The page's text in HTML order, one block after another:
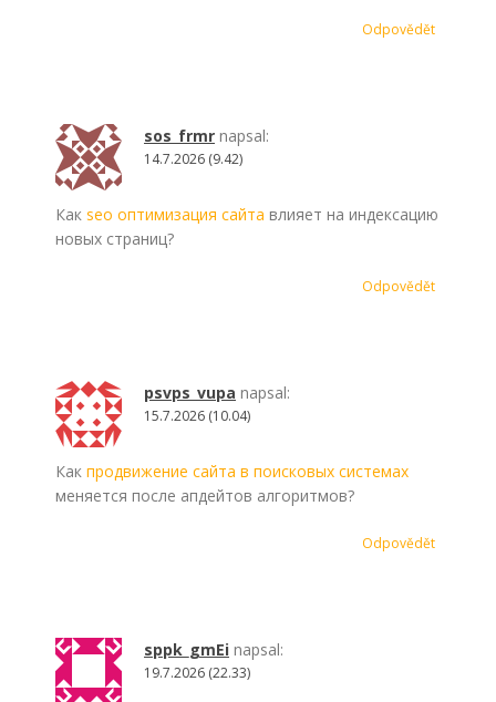
Odpovědět
sos_frmr napsal:
14.7.2026 (9.42)
Как seo оптимизация сайта влияет на индексацию
новых страниц?
Odpovědět
psvps_vupa napsal:
15.7.2026 (10.04)
Как продвижение сайта в поисковых системах
меняется после апдейтов алгоритмов?
Odpovědět
sppk_gmEi napsal:
19.7.2026 (22.33)